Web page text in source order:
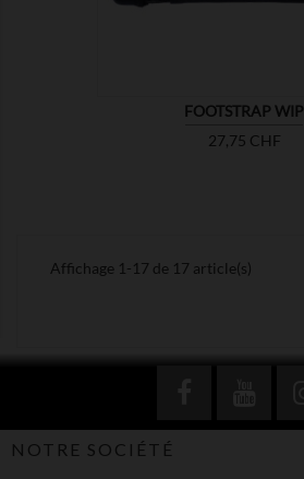
FOOTSTRAP WIP
Prix
27,75 CHF
Affichage 1-17 de 17 article(s)
NOTRE SOCIÉTÉ